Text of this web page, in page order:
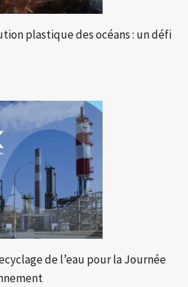
plastique des océans : un défi
de l’eau pour la Journée